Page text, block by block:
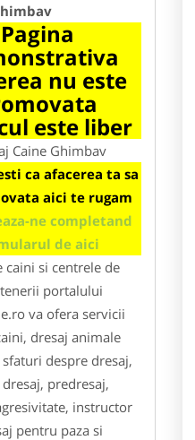
Pagina
nu este
este liber
Caine Ghimbav
ca afacerea ta sa
aici te rugam
ne completand
de aici
caini si centrele de
portalului
va ofera servicii
dresaj animale
despre dresaj,
predresaj,
instructor
pentru paza si